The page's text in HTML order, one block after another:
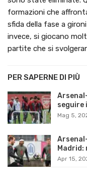
formazioni che
sfida della fase a
invece, si giocano
partite che si
PER SAPERNE DI PIÙ
seguire
Mag 5,
Madrid:
Apr 15,